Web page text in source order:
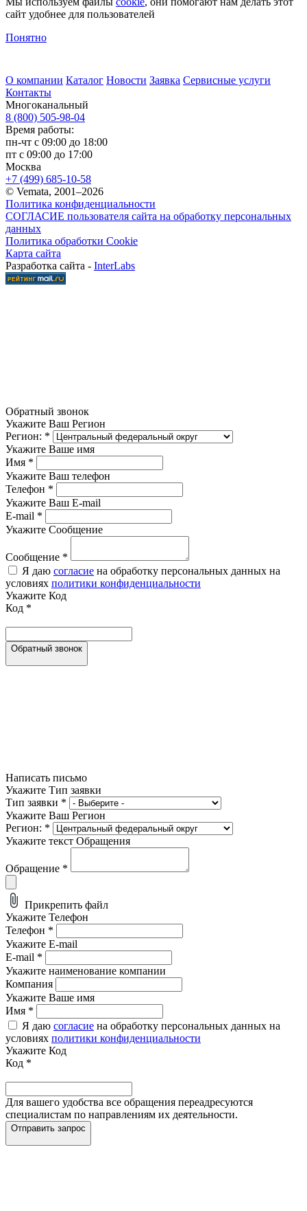
сайт удобнее для пользователей
Понятно
О компании Каталог Новости Заявка Сервисные услуги
Контакты
Многоканальный
8 (800) 505-98-04
Время работы:
пн-чт с 09:00 до 18:00
пт с 09:00 до 17:00
Москва
+7 (499) 685-10-58
© Vemata, 2001–2026
Политика конфиденциальности
СОГЛАСИЕ пользователя сайта на обработку персональных
данных
Политика обработки Cookie
Карта сайта
Разработка сайта - InterLabs
Обратный звонок
Укажите Ваш Регион
Регион: *
Укажите Ваше имя
Имя *
Укажите Ваш телефон
Телефон *
Укажите Ваш E-mail
E-mail *
Укажите Сообщение
Сообщение *
Я даю согласие на обработку персональных данных на
условиях политики конфиденциальности
Укажите Код
Код *
Обратный звонок
Написать письмо
Укажите Тип заявки
Тип заявки *
Укажите Ваш Регион
Регион: *
Укажите текст Обращения
Обращение *
Прикрепить файл
Укажите Телефон
Телефон *
Укажите E-mail
E-mail *
Укажите наименование компании
Компания
Укажите Ваше имя
Имя *
Я даю согласие на обработку персональных данных на
условиях политики конфиденциальности
Укажите Код
Код *
Для вашего удобства все обращения переадресуются
специалистам по направлениям их деятельности.
Отправить запрос